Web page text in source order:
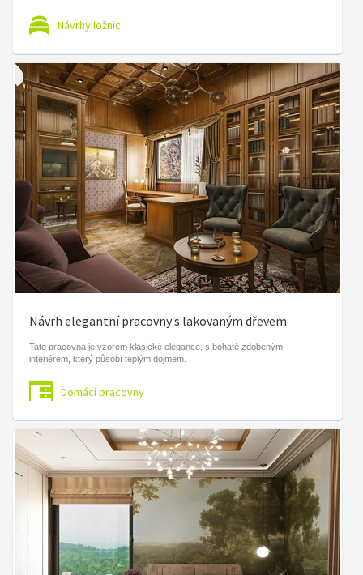
Návrhy ložnic
Návrh elegantní pracovny s lakovaným dřevem
Tato pracovna je vzorem klasické elegance, s bohatě zdobeným
interiérem, který působí teplým dojmem.
Domácí pracovny